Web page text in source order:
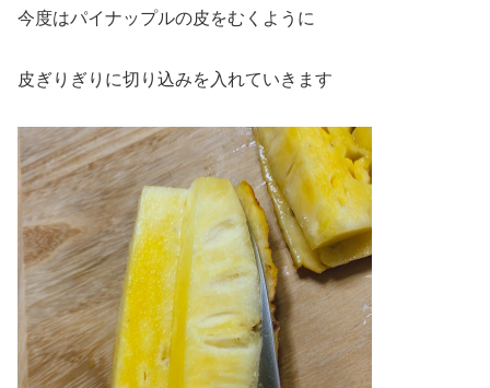
今度はパイナップルの皮をむくように
皮ぎりぎりに切り込みを入れていきます